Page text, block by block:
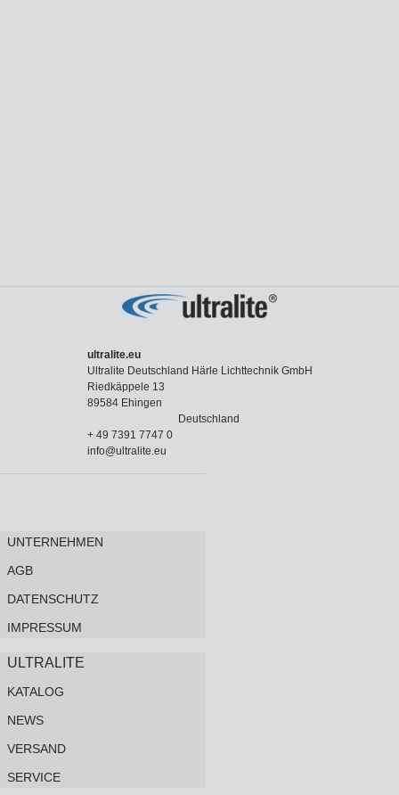
ultralite.eu
Ultralite Deutschland Härle Lichttechnik GmbH
Riedkäppele 13
89584 Ehingen
Deutschland
+ 49 7391 7747 0
info@ultralite.eu
UNTERNEHMEN
AGB
DATENSCHUTZ
IMPRESSUM
ULTRALITE
KATALOG
NEWS
VERSAND
SERVICE